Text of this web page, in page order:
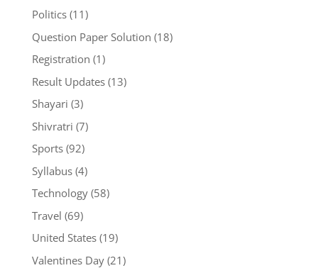
Politics(11)
Question Paper Solution (18)
Registration (1)
Result Updates(13)
Shayari (3)
Shivratri (7)
Sports(92)
Syllabus(4)
Technology(58)
Travel (69)
United States(19)
Valentines Day(21)